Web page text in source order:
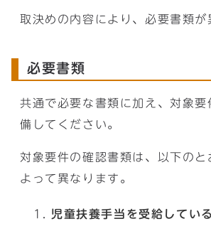
取決めの内容により、必要書類が
必要書類
共通で必要な書類に加え、対象要
備してください。
対象要件の確認書類は、以下のと
よって異なります。
児童扶養手当を受給している